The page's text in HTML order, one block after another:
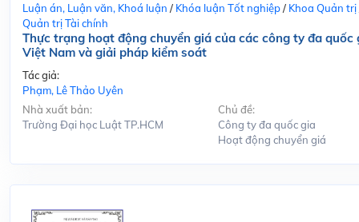
Luận án, Luận văn, Khoá luận / Khóa luận Tốt nghiệp/ Khoa Quản trị
Quản trị Tài chính
Thực trạng hoạt động chuyển giá của các công ty đa quốc
Việt Nam và giải pháp kiểm soát
Tác giả:
Phạm, Lê Thảo Uyên
Nhà xuất bản:
Trường Đại học Luật TP.HCM
Chủ đề:
Công ty đa quốc gia
Hoạt động chuyển giá